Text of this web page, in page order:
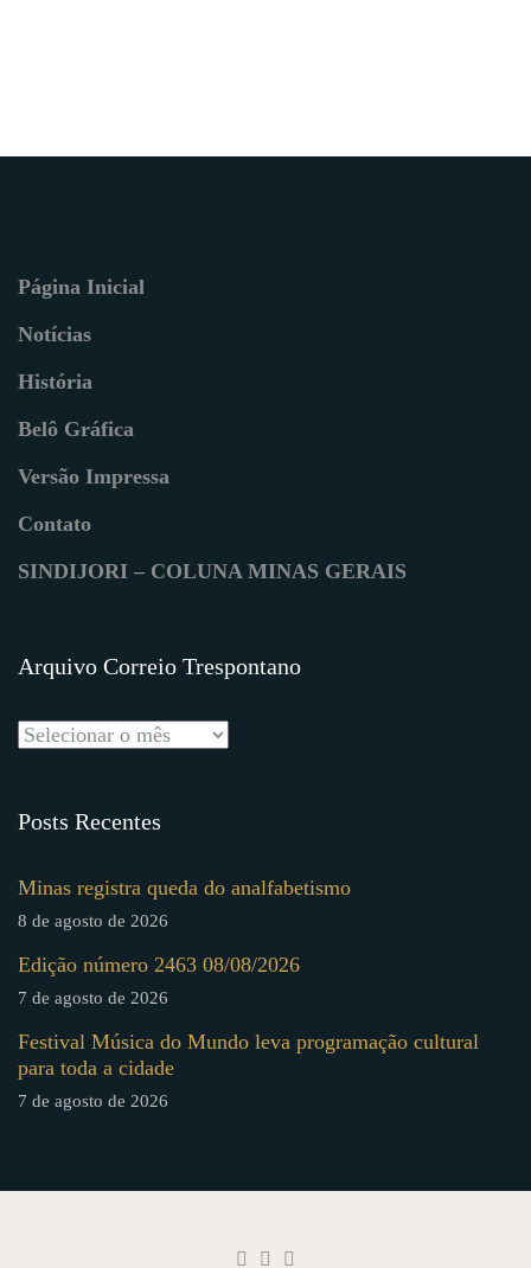
Página Inicial
Notícias
História
Belô Gráfica
Versão Impressa
Contato
SINDIJORI – COLUNA MINAS GERAIS
Arquivo Correio Trespontano
Posts Recentes
Minas registra queda do analfabetismo
8 de agosto de 2026
Edição número 2463 08/08/2026
7 de agosto de 2026
Festival Música do Mundo leva programação cultural
para toda a cidade
7 de agosto de 2026